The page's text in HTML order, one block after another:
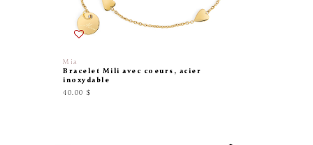
Mia
Bracelet Mili avec coeurs, acier
inoxydable
40.00 $